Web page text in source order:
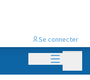
Menu
Se connecter